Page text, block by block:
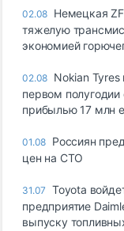
02.08 Немецкая
тяжелую
экономией
02.08 Nokian
первом
прибылью 17 млн
01.08 Россиян
цен на СТО
31.07
Toyota
предприятие
выпуску